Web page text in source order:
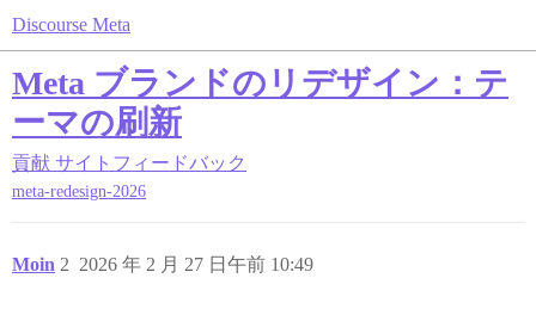
Discourse Meta
Meta ブランドのリデザイン：テ
ーマの刷新
貢献 サイトフィードバック
meta-redesign-2026
Moin 2026 年 2 月 27 日午前 10:49
2